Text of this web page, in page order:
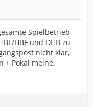
Spielbetrieb
HBF und DHB zu
nicht klar,
+ Pokal meine.